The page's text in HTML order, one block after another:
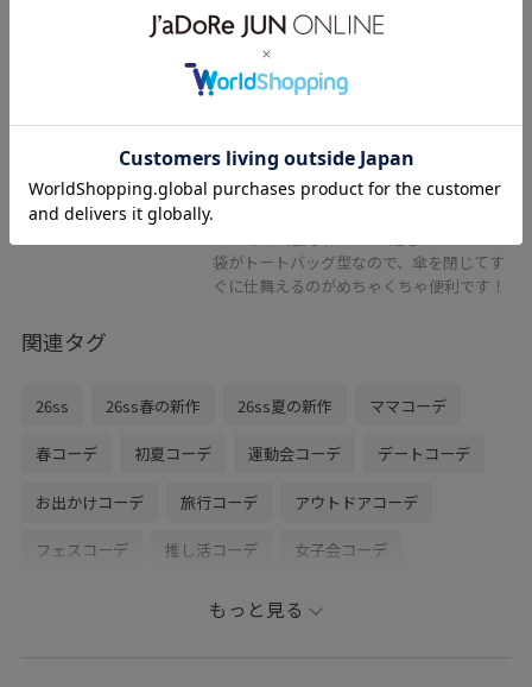
形状記憶折りたたみ晴雨兼用傘/遮
ブラック / F
レビュー
よりスマートな印象になったアダムエロペ
袋がトートバッグ型なので、傘を閉じてす
ぐに仕舞えるのがめちゃくちゃ便利です！
関連タグ
26ss 26ss春の新作 26ss夏の新作 ママコーデ
春コーデ 初夏コーデ 運動会コーデ デートコーデ
お出かけコーデ 旅行コーデ アウトドアコーデ
フェスコーデ 推し活コーデ 女子会コーデ
レイヤード ADAM ET ROPÉ
もっと見る